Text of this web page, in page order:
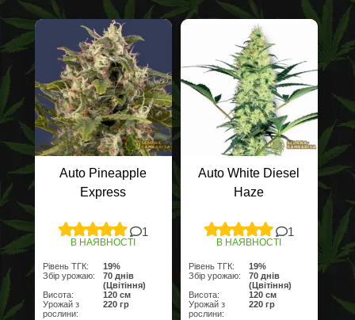
Auto Pineapple
Express
1
В НАЯВНОСТІ
Рівень ТГК:
19%
Збір урожаю:
70 днів
(Цвітіння)
Висота:
120 см
Урожай з
рослини:
220 гр
Auto White Diesel
Haze
1
В НАЯВНОСТІ
Рівень ТГК:
19%
Збір урожаю:
70 днів
(Цвітіння)
Висота:
120 см
Урожай з
рослини:
220 гр